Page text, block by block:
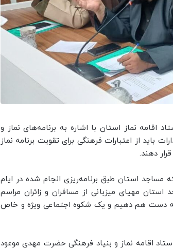
اقامه نماز استان با اشاره به برنامه‌های نماز و
باید از اعتبارات فرهنگی برای تقویت برنامه نماز
دهند.
مساجد استان طبق برنامه‌ریزی انجام شده در ایام
مهیای میزبانی از مسافران و زائران مراسم
دست هم دهیم و یک شکوه اجتماعی ویژه و خاص
ستاد اقامه نماز و بنیاد فرهنگی حضرت مهدی موعود